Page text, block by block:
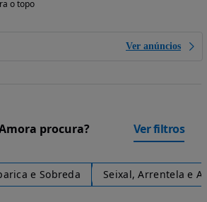
o topo
Ver anúncios
procura? Ver filtros
e Sobreda Seixal, Arrentela e